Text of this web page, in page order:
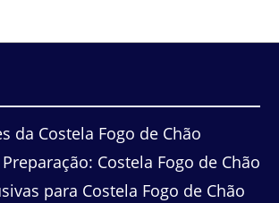
da Costela Fogo de Chão
Costela Fogo de Chão
para Costela Fogo de Chão